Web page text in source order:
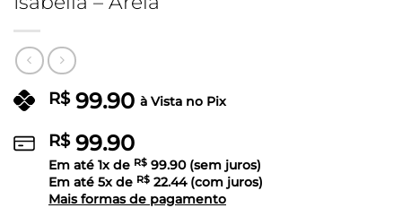
R$99.90 à Vista no Pix
R$99.90
Em até 1x de R$ 99.90(sem juros)
Em até 5x de R$ 22.44(com juros)
Mais formas de pagamento